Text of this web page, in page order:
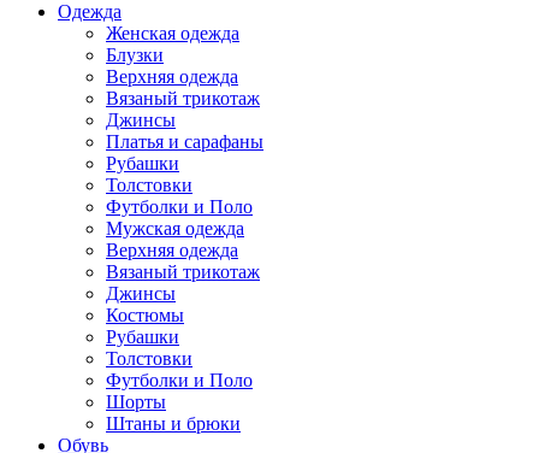
Одежда
Женская одежда
Блузки
Верхняя одежда
Вязаный трикотаж
Джинсы
Платья и сарафаны
Рубашки
Толстовки
Футболки и Поло
Мужская одежда
Верхняя одежда
Вязаный трикотаж
Джинсы
Костюмы
Рубашки
Толстовки
Футболки и Поло
Шорты
Штаны и брюки
Обувь